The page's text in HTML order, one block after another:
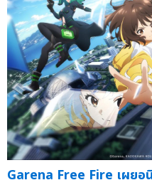
Garena Free Fire เผย